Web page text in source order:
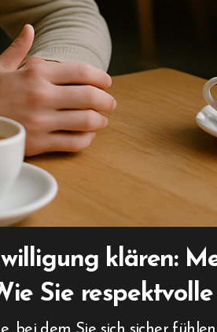
klären:
Sie